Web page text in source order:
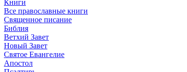
Книги
Все православные книги
Священное писание
Библия
Ветхий Завет
Новый Завет
Святое Евангелие
Апостол